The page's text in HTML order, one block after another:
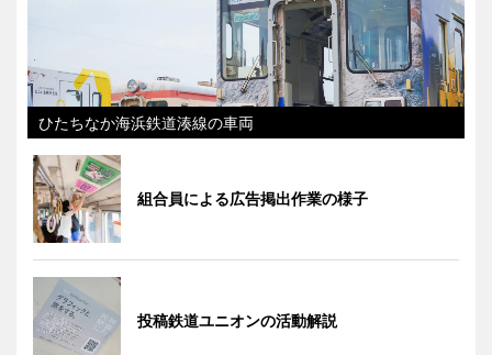
ひたちなか海浜鉄道湊線の車両
組合員による広告掲出作業の様子
投稿鉄道ユニオンの活動解説